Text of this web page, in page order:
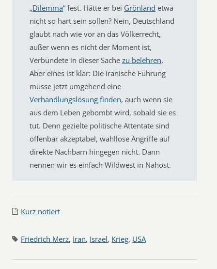
„Dilemma“ fest. Hätte er bei Grönland etwa
nicht so hart sein sollen? Nein, Deutschland
glaubt nach wie vor an das Völkerrecht,
außer wenn es nicht der Moment ist,
Verbündete in dieser Sachezu belehren.
Aber eines ist klar: Die iranische Führung
müsse jetzt umgehend eine
Verhandlungslösung finden, auch wenn sie
aus dem Leben gebombt wird, sobald sie es
tut. Denn gezielte politische Attentate sind
offenbar akzeptabel, wahllose Angriffe auf
direkte Nachbarn hingegen nicht. Dann
nennen wir es einfach Wildwest in Nahost.
Kurz notiert
Friedrich Merz, Iran, Israel, Krieg, USA